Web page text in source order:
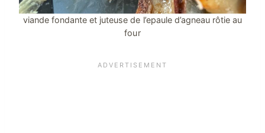
viande fondante et juteuse de l’epaule d’agneau rôtie au
four